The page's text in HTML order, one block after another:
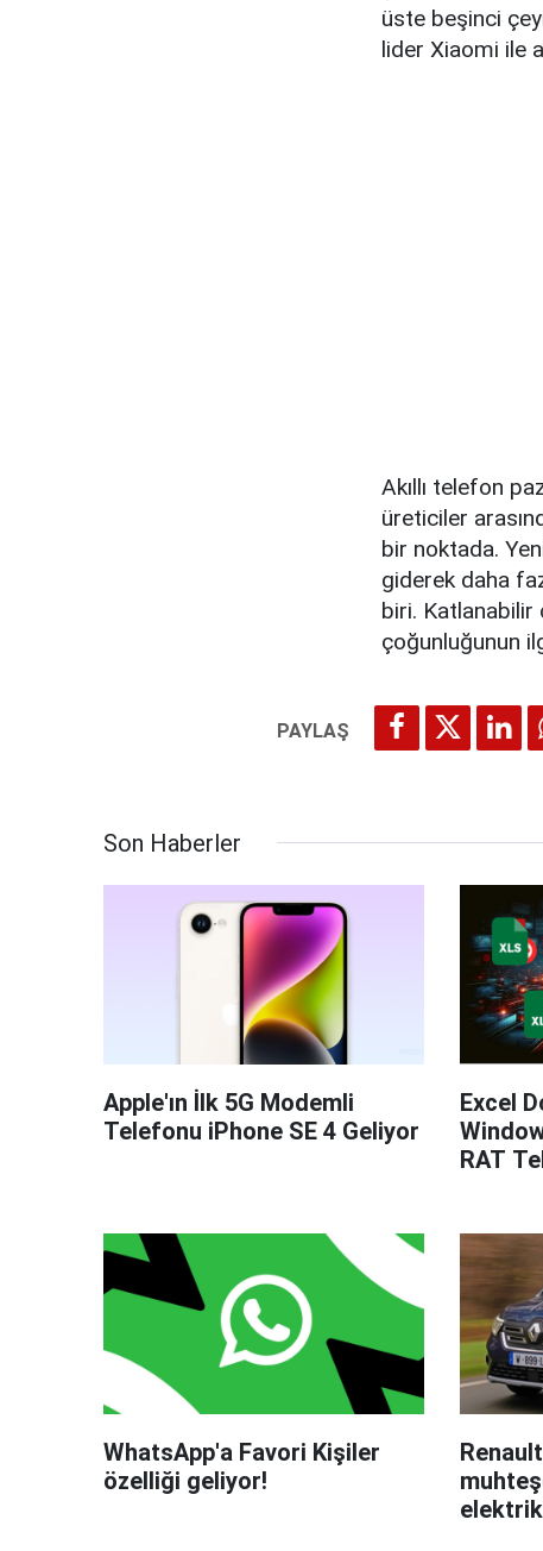
üste beşinci
lider Xiaomi ile
Akıllı telefon
üreticiler
bir noktada.
giderek daha
biri. Katlanabilir
çoğunluğunun
Son Haberler
Apple'ın İlk 5G Modemli
Telefonu iPhone SE 4 Geliyor
Excel
RAT
WhatsApp'a Favori Kişiler
özelliği geliyor!